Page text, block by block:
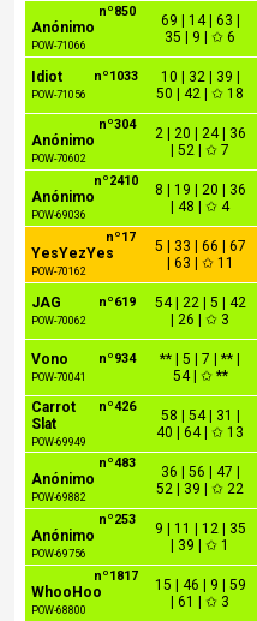
nº850
Anónimo
POW-71066
69 | 14 | 63 |
35 | 9 | ✩ 6
nº1033
Idiot
POW-71056
10 | 32 | 39 |
50 | 42 | ✩ 18
nº304
Anónimo
POW-70602
2 | 20 | 24 | 36
| 52 | ✩ 7
nº2410
Anónimo
POW-69036
8 | 19 | 20 | 36
| 48 | ✩ 4
nº17
YesYezYes
POW-70162
5 | 33 | 66 | 67
| 63 | ✩ 11
nº619
JAG
POW-70062
54 | 22 | 5 | 42
| 26 | ✩ 3
nº934
Vono
POW-70041
** | 5 | 7 | ** |
54 | ✩ **
nº426
Carrot
Slat
POW-69949
58 | 54 | 31 |
40 | 64 | ✩ 13
nº483
Anónimo
POW-69882
36 | 56 | 47 |
52 | 39 | ✩ 22
nº253
Anónimo
POW-69756
9 | 11 | 12 | 35
| 39 | ✩ 1
nº1817
WhooHoo
POW-68800
15 | 46 | 9 | 59
| 61 | ✩ 3